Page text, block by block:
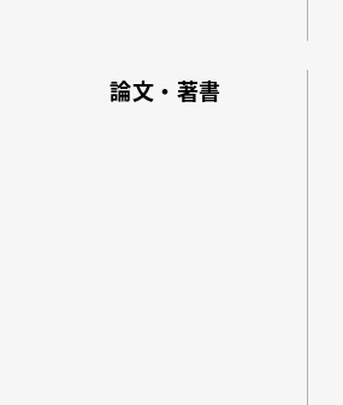
論文・著書